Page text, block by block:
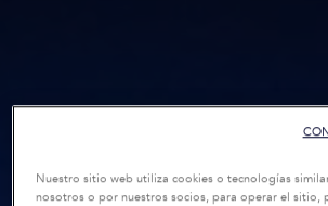
Nuestro sitio web utiliza cookies o tecnologías
nosotros o por nuestros socios, para operar el sitio,